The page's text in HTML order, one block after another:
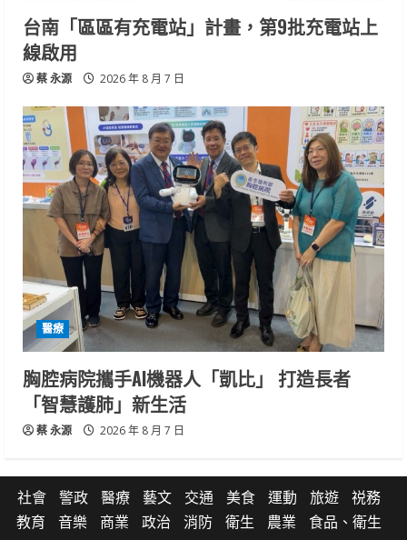
台南「區區有充電站」計畫，第9批充電站上
線啟用
蔡 永源 2026 年 8 月 7 日
醫療
胸腔病院攜手AI機器人「凱比」 打造長者
「智慧護肺」新生活
蔡 永源 2026 年 8 月 7 日
社會 警政 醫療 藝文 交通 美食 運動 旅遊
祱務
教育
音樂 商業 政治 消防 衛生 農業 食品、衛生